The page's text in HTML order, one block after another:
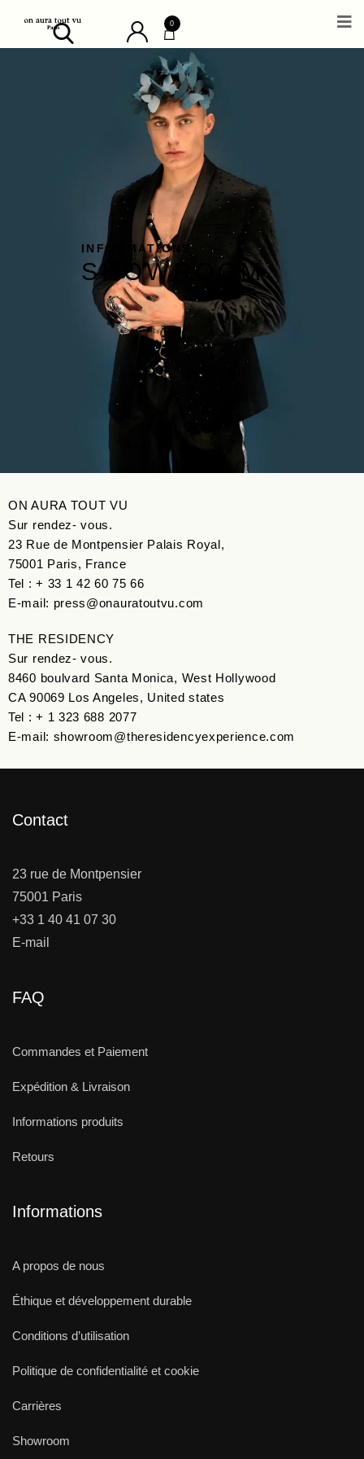
0
INFORMATIONS
SHOWROOM
ON AURA TOUT VU
Sur rendez- vous.
23 Rue de Montpensier Palais Royal,
75001 Paris, France
Tel : + 33 1 42 60 75 66
E-mail: press@onauratoutvu.com
THE RESIDENCY
Sur rendez- vous.
8460 boulvard Santa Monica, West Hollywood
CA 90069 Los Angeles, United states
Tel : + 1 323 688 2077
E-mail: showroom@theresidencyexperience.com
Contact
23 rue de Montpensier
75001 Paris
+33 1 40 41 07 30
E-mail
FAQ
Commandes et Paiement
Expédition & Livraison
Informations produits
Retours
Informations
A propos de nous
Éthique et développement durable
Conditions d’utilisation
Politique de confidentialité et cookie
Carrières
Showroom